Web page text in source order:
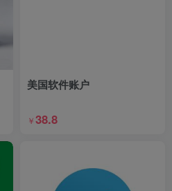
美国软件账户
￥38.8